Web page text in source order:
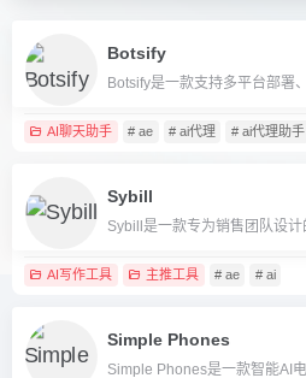
Botsify
AI聊天助手 # ae # ai代理 # ai代理助手
Sybill
AI写作工具 主推工具 # ae # ai
Simple Phones